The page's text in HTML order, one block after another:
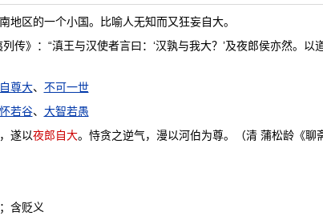
地区的一个小国。比喻人无知而又狂妄自大。
列传》：“滇王与汉使者言曰：‘汉孰与我大？’及夜郎侯亦然。
尊大、 不可一世
若谷、 大智若愚
遂以夜郎自大。恃贪之逆气，漫以河伯为尊。（清 蒲松龄《聊
含贬义